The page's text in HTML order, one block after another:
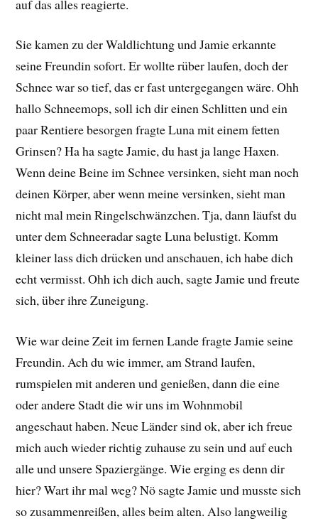
auf das alles reagierte.
Sie kamen zu der Waldlichtung und Jamie erkannte
seine Freundin sofort. Er wollte rüber laufen, doch der
Schnee war so tief, das er fast untergegangen wäre. Ohh
hallo Schneemops, soll ich dir einen Schlitten und ein
paar Rentiere besorgen fragte Luna mit einem fetten
Grinsen? Ha ha sagte Jamie, du hast ja lange Haxen.
Wenn deine Beine im Schnee versinken, sieht man noch
deinen Körper, aber wenn meine versinken, sieht man
nicht mal mein Ringelschwänzchen. Tja, dann läufst du
unter dem Schneeradar sagte Luna belustigt. Komm
kleiner lass dich drücken und anschauen, ich habe dich
echt vermisst. Ohh ich dich auch, sagte Jamie und freute
sich, über ihre Zuneigung.
Wie war deine Zeit im fernen Lande fragte Jamie seine
Freundin. Ach du wie immer, am Strand laufen,
rumspielen mit anderen und genießen, dann die eine
oder andere Stadt die wir uns im Wohnmobil
angeschaut haben. Neue Länder sind ok, aber ich freue
mich auch wieder richtig zuhause zu sein und auf euch
alle und unsere Spaziergänge. Wie erging es denn dir
hier? Wart ihr mal weg? Nö sagte Jamie und musste sich
so zusammenreißen, alles beim alten. Also langweilig